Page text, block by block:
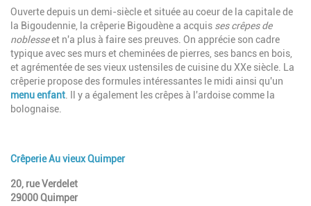
Ouverte depuis un demi-siècle et située au coeur de la capitale de
la Bigoudennie, la crêperie Bigoudène a acquis ses crêpes de
noblesseet n'a plus à faire ses preuves. On apprécie son cadre
typique avec ses murs et cheminées de pierres, ses bancs en bois,
et agrémentée de ses vieux ustensiles de cuisine du XXe siècle. La
crêperie propose des formules intéressantes le midi ainsi qu'un
menu enfant . Il y a également les crêpes à l'ardoise comme la
bolognaise.
Crêperie Au vieux Quimper
20, rue Verdelet
29000 Quimper